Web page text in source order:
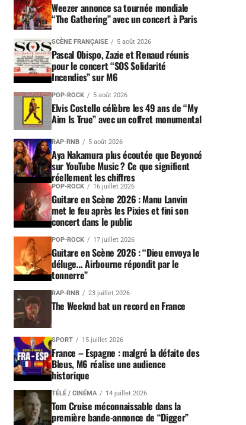
Weezer annonce sa tournée mondiale
“The Gathering” avec un concert à Paris
SCÈNE FRANÇAISE 5 août 2026
Pascal Obispo, Zazie et Renaud réunis
pour le concert “SOS Solidarité
Incendies” sur M6
POP-ROCK 5 août 2026
Elvis Costello célèbre les 49 ans de “My
Aim Is True” avec un coffret monumental
RAP-RNB 5 août 2026
Aya Nakamura plus écoutée que Beyoncé
sur YouTube Music ? Ce que signifient
réellement les chiffres
POP-ROCK 16 juillet 2026
Guitare en Scène 2026 : Manu Lanvin
met le feu après les Pixies et fini son
concert dans le public
POP-ROCK 17 juillet 2026
Guitare en Scène 2026 : “Dieu envoya le
déluge… Airbourne répondit par le
tonnerre”
RAP-RNB 23 juillet 2026
The Weeknd bat un record en France
SPORT 15 juillet 2026
France – Espagne : malgré la défaite des
Bleus, M6 réalise une audience
historique
TÉLÉ / CINÉMA 14 juillet 2026
Tom Cruise méconnaissable dans la
première bande-annonce de “Digger”